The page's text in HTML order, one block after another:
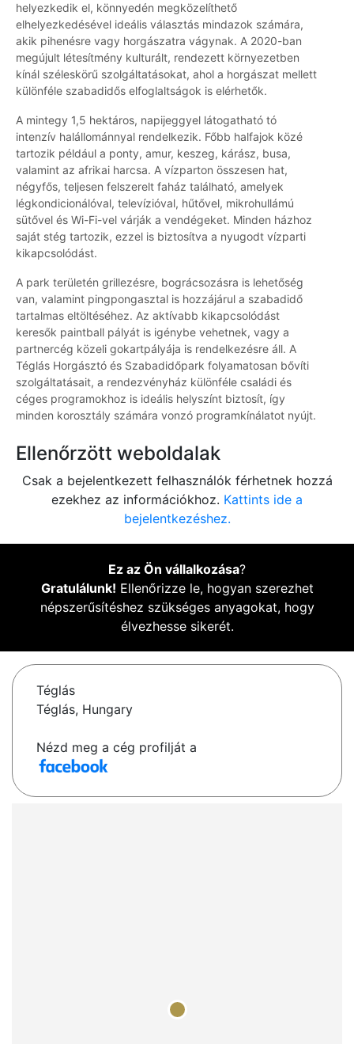
helyezkedik el, könnyedén megközelíthető
elhelyezkedésével ideális választás mindazok számára,
akik pihenésre vagy horgászatra vágynak. A 2020-ban
megújult létesítmény kulturált, rendezett környezetben
kínál széleskörű szolgáltatásokat, ahol a horgászat mellett
különféle szabadidős elfoglaltságok is elérhetők.
A mintegy 1,5 hektáros, napijeggyel látogatható tó
intenzív halállománnyal rendelkezik. Főbb halfajok közé
tartozik például a ponty, amur, keszeg, kárász, busa,
valamint az afrikai harcsa. A vízparton összesen hat,
négyfős, teljesen felszerelt faház található, amelyek
légkondicionálóval, televízióval, hűtővel, mikrohullámú
sütővel és Wi-Fi-vel várják a vendégeket. Minden házhoz
saját stég tartozik, ezzel is biztosítva a nyugodt vízparti
kikapcsolódást.
A park területén grillezésre, bográcsozásra is lehetőség
van, valamint pingpongasztal is hozzájárul a szabadidő
tartalmas eltöltéséhez. Az aktívabb kikapcsolódást
keresők paintball pályát is igénybe vehetnek, vagy a
partnercég közeli gokartpályája is rendelkezésre áll. A
Téglás Horgásztó és Szabadidőpark folyamatosan bővíti
szolgáltatásait, a rendezvényház különféle családi és
céges programokhoz is ideális helyszínt biztosít, így
minden korosztály számára vonzó programkínálatot nyújt.
Ellenőrzött weboldalak
Csak a bejelentkezett felhasználók férhetnek hozzá
ezekhez az információkhoz. Kattints ide a
bejelentkezéshez.
Ez az Ön vállalkozása?
Gratulálunk! Ellenőrizze le, hogyan szerezhet
népszerűsítéshez szükséges anyagokat, hogy
élvezhesse sikerét.
Téglás
Téglás, Hungary
Nézd meg a cég profilját a